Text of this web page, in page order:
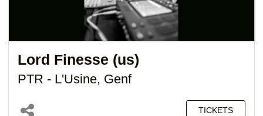
Lord Finesse (us)
PTR - L'Usine, Genf
TICKETS